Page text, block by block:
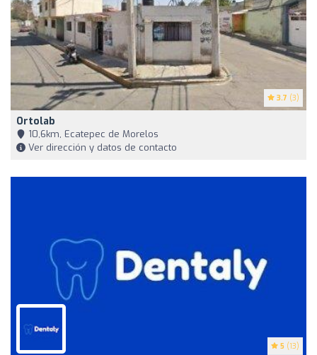
3.7 (3)
Ortolab
10,6km, Ecatepec de Morelos
Ver dirección y datos de contacto
5 (13)